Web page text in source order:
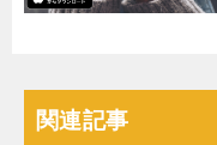
関連記事